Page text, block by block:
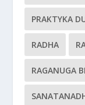
PRAKTYKA
RADHA
RAGANUGA